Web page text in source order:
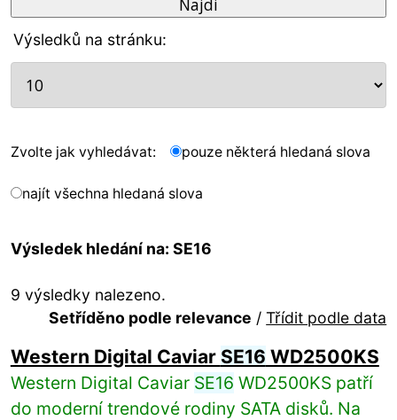
Výsledků na stránku:
Zvolte jak vyhledávat: pouze některá hledaná slova
najít všechna hledaná slova
Výsledek hledání na: SE16
9 výsledky nalezeno.
Setříděno podle relevance /Třídit podle data
Western Digital Caviar SE16 WD2500KS
Western Digital Caviar SE16 WD2500KS patří
do moderní trendové rodiny SATA disků. Na